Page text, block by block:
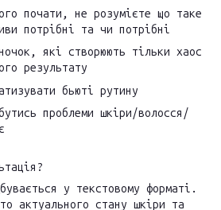
почати, не розумієте що таке
потрібні та чи потрібні
які створюють тільки хаос
результату
бьюті рутину
проблеми шкіри/волосся/
у текстовому форматі.
актуального стану шкіри та